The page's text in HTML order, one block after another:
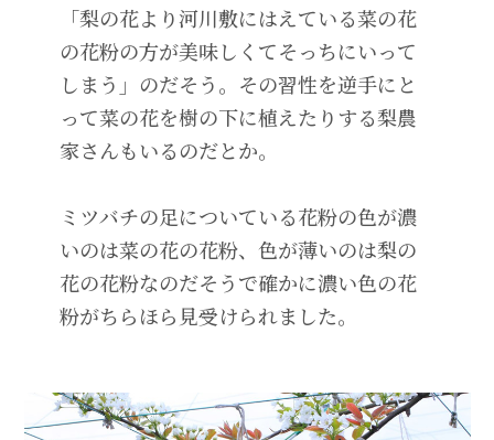
「梨の花より河川敷にはえている菜の花
の花粉の方が美味しくてそっちにいって
しまう」のだそう。その習性を逆手にと
って菜の花を樹の下に植えたりする梨農
家さんもいるのだとか。
ミツバチの足についている花粉の色が濃
いのは菜の花の花粉、色が薄いのは梨の
花の花粉なのだそうで確かに濃い色の花
粉がちらほら見受けられました。